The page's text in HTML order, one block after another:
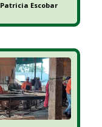
Patricia Escobar -